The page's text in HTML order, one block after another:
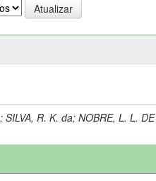
;SILVA, R. K. da;NOBRE, L. L. DE